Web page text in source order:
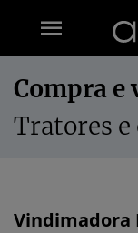
Compra e
Tratores
Vindimadora